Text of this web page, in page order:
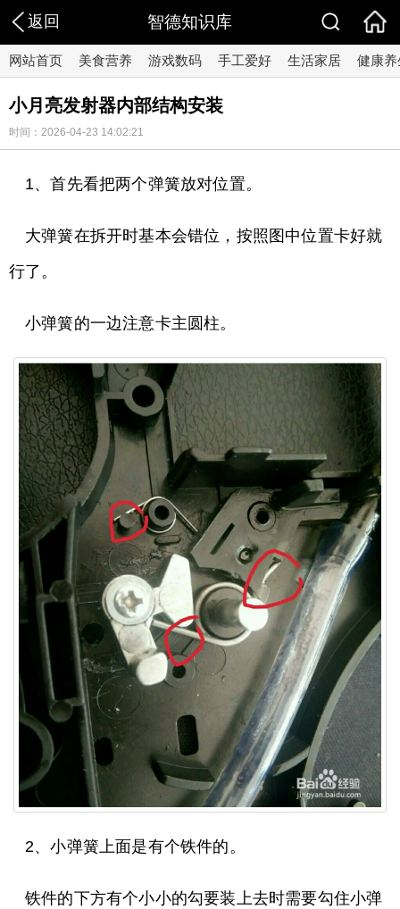
返回 智德知识库
网站首页 美食营养 游戏数码 手工爱好 生活家居 健康养
小月亮发射器内部结构安装
时间：2026-04-23 14:02:21
1、首先看把两个弹簧放对位置。
大弹簧在拆开时基本会错位，按照图中位置卡好就
行了。
小弹簧的一边注意卡主圆柱。
2、小弹簧上面是有个铁件的。
铁件的下方有个小小的勾要装上去时需要勾住小弹